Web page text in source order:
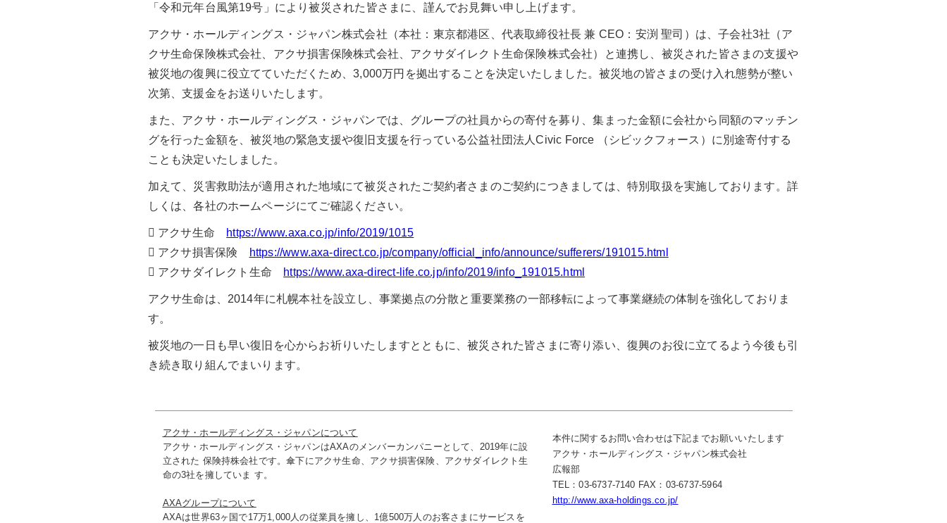
「令和元年台風第19号」により被災された皆さまに、謹んでお見舞い申し上げます。
アクサ・ホールディングス・ジャパン株式会社（本社：東京都港区、代表取締役社長 兼 CEO：安渕 聖司）は、子会社3社（ア
クサ生命保険株式会社、アクサ損害保険株式会社、アクサダイレクト生命保険株式会社）と連携し、被災された皆さまの支援や
被災地の復興に役立てていただくため、3,000万円を拠出することを決定いたしました。被災地の皆さまの受け入れ態勢が整い
次第、支援金をお送りいたします。
また、アクサ・ホールディングス・ジャパンでは、グループの社員からの寄付を募り、集まった金額に会社から同額のマッチン
グを行った金額を、被災地の緊急支援や復旧支援を行っている公益社団法人Civic Force （シビックフォース）に別途寄付する
ことも決定いたしました。
加えて、災害救助法が適用された地域にて被災されたご契約者さまのご契約につきましては、特別取扱を実施しております。詳
しくは、各社のホームページにてご確認ください。
 アクサ生命
https://www.axa.co.jp/info/2019/1015
 アクサ損害保険
https://www.axa-direct.co.jp/company/official_info/announce/sufferers/191015.html
 アクサダイレクト生命
https://www.axa-direct-life.co.jp/info/2019/info_191015.html
アクサ生命は、2014年に札幌本社を設立し、事業拠点の分散と重要業務の一部移転によって事業継続の体制を強化しておりま
す。
被災地の一日も早い復旧を心からお祈りいたしますとともに、被災された皆さまに寄り添い、復興のお役に立てるよう今後も引
き続き取り組んでまいります。
アクサ・ホールディングス・ジャパンについて
アクサ・ホールディングス・ジャパンはAXAのメンバーカンパニーとして、2019年に設
立された 保険持株会社です。傘下にアクサ生命、アクサ損害保険、アクサダイレクト生
命の3社を擁していま す。
AXAグループについて
AXAは世界63ヶ国で17万1,000人の従業員を擁し、1億500万人のお客さまにサービスを
本件に関するお問い合わせは下記までお願いいたします
アクサ・ホールディングス・ジャパン株式会社
広報部
TEL：03-6737-7140 FAX：03-6737-5964
http://www.axa-holdings.co.jp/